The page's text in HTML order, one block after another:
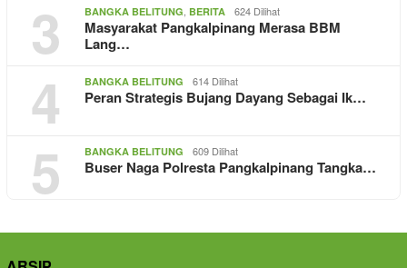
3 BANGKA BELITUNG BERITA 624 Dilihat
Masyarakat Pangkalpinang Merasa BBM
Lang…
4 BANGKA BELITUNG 614 Dilihat
Peran Strategis Bujang Dayang Sebagai Ik…
5 BANGKA BELITUNG 609 Dilihat
Buser Naga Polresta Pangkalpinang Tangka…